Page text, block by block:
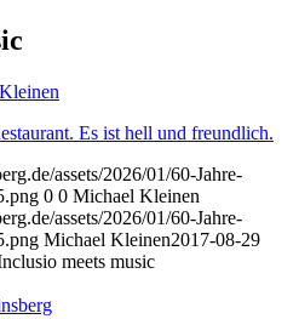
assets/2026/01/60-Jahre-
0 0 Michael Kleinen
assets/2026/01/60-Jahre-
Michael Kleinen2017-08-29
meets music